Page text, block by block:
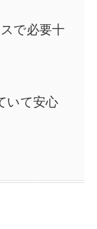
で必要十
いて安心